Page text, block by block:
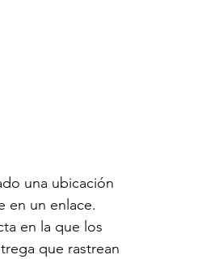
una ubicación
en un enlace.
en la que los
que rastrean